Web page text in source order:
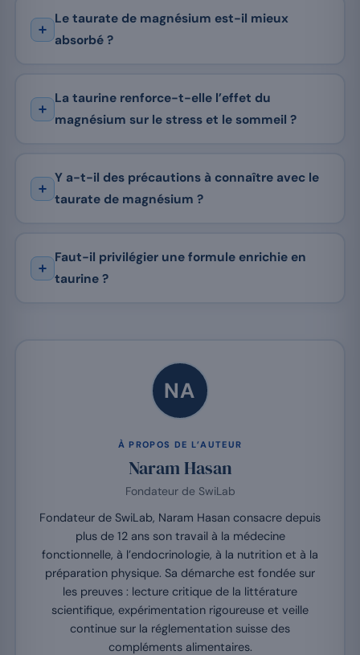
Le taurate de magnésium est-il mieux
absorbé ?
La taurine renforce-t-elle l’effet du
magnésium sur le stress et le sommeil ?
Y a-t-il des précautions à connaître avec le
taurate de magnésium ?
Faut-il privilégier une formule enrichie en
taurine ?
NA
À PROPOS DE L’AUTEUR
Naram Hasan
Fondateur de SwiLab
Fondateur de SwiLab, Naram Hasan consacre depuis
plus de 12 ans son travail à la médecine
fonctionnelle, à l’endocrinologie, à la nutrition et à la
préparation physique. Sa démarche est fondée sur
les preuves : lecture critique de la littérature
scientifique, expérimentation rigoureuse et veille
continue sur la réglementation suisse des
compléments alimentaires.